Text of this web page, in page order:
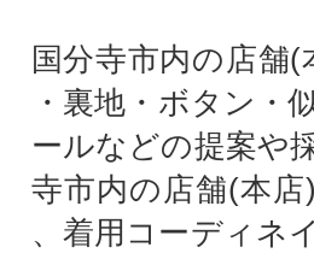
国分寺市内の店舗
・裏地・ボタン・
ールなどの提案や
寺市内の店舗(本
、着用コーディネ